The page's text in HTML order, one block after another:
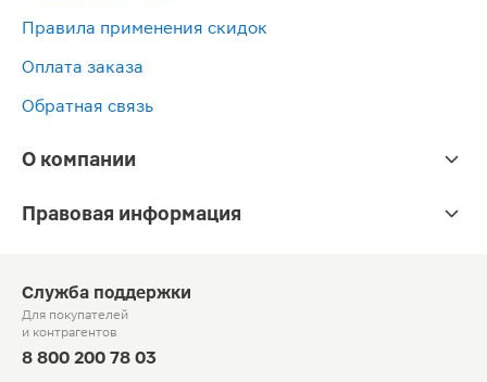
Правила применения скидок
Оплата заказа
Обратная связь
О компании
Правовая информация
Служба поддержки
Для покупателей
и контрагентов
8 800 200 78 03